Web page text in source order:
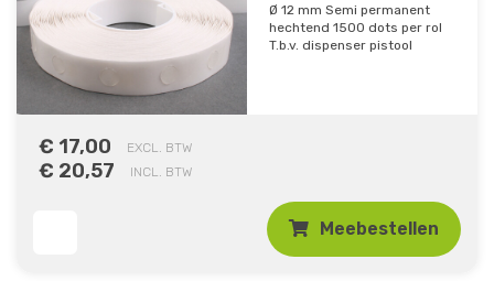
Ø 12 mm Semi permanent
hechtend 1500 dots per rol
T.b.v. dispenser pistool
€ 17,00 EXCL. BTW
€ 20,57 INCL. BTW
Meebestellen